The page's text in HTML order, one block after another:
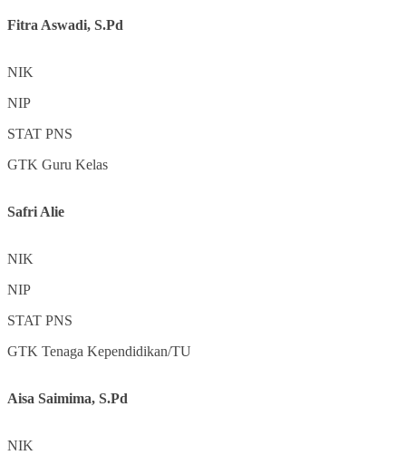
Fitra Aswadi, S.Pd
NIK
NIP
STAT PNS
GTK Guru Kelas
Safri Alie
NIK
NIP
STAT PNS
GTK Tenaga Kependidikan/TU
Aisa Saimima, S.Pd
NIK